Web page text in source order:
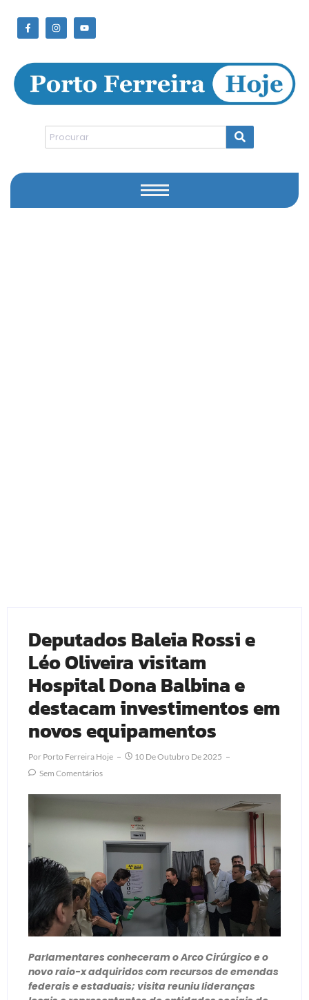
Deputados Baleia Rossi e
Léo Oliveira visitam
Hospital Dona Balbina e
destacam investimentos em
novos equipamentos
Por Porto Ferreira Hoje
10 De Outubro De 2025
Sem Comentários
Parlamentares conheceram o Arco Cirúrgico e o
novo raio-x adquiridos com recursos de emendas
federais e estaduais; visita reuniu lideranças